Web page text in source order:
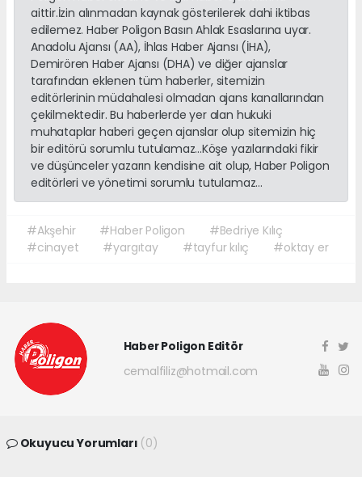
aittir.İzin alınmadan kaynak gösterilerek dahi iktibas
edilemez. Haber Poligon Basın Ahlak Esaslarına uyar.
Anadolu Ajansı (AA), İhlas Haber Ajansı (İHA),
Demirören Haber Ajansı (DHA) ve diğer ajanslar
tarafından eklenen tüm haberler, sitemizin
editörlerinin müdahalesi olmadan ajans kanallarından
çekilmektedir. Bu haberlerde yer alan hukuki
muhataplar haberi geçen ajanslar olup sitemizin hiç
bir editörü sorumlu tutulamaz...Köşe yazılarındaki fikir
ve düşünceler yazarın kendisine ait olup, Haber Poligon
editörleri ve yönetimi sorumlu tutulamaz...
#Akşehir #Haber Poligon
#Bedriye Kılıç
#cinayet
#yargıtay #tayfur kılıç #oktay er
Haber Poligon Editör
cemalfiliz@hotmail.com
Okuyucu Yorumları (0)